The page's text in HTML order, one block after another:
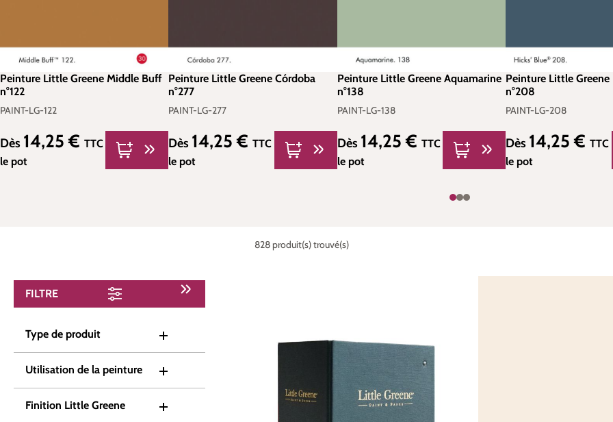
Peinture Little Greene Middle Buff
n°122
PAINT-LG-122
Prix régulier :
Dès 14,25 € TTC
le pot
Peinture Little Greene Córdoba
n°277
PAINT-LG-277
Prix régulier :
Dès 14,25 €TTC
le pot
Peinture Little Greene Aquamarine
n°138
PAINT-LG-138
Prix régulier :
Dès 14,25 € TTC
le pot
Peinture Little Greene
n°208
PAINT-LG-208
Prix régulier :
Dès 14,25 €TTC
le pot
FILTRE
Type de produit
Utilisation de la peinture
Finition Little Greene
828 produit(s) trouvé(s)